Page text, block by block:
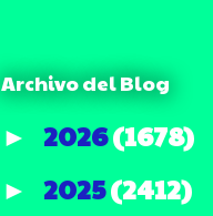
Archivo del Blog
► 2026(1678)
► 2025(2412)